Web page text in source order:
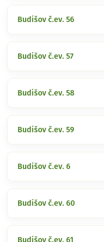
Budišov č.ev. 56
Budišov č.ev. 57
Budišov č.ev. 58
Budišov č.ev. 59
Budišov č.ev. 6
Budišov č.ev. 60
Budišov č.ev. 61